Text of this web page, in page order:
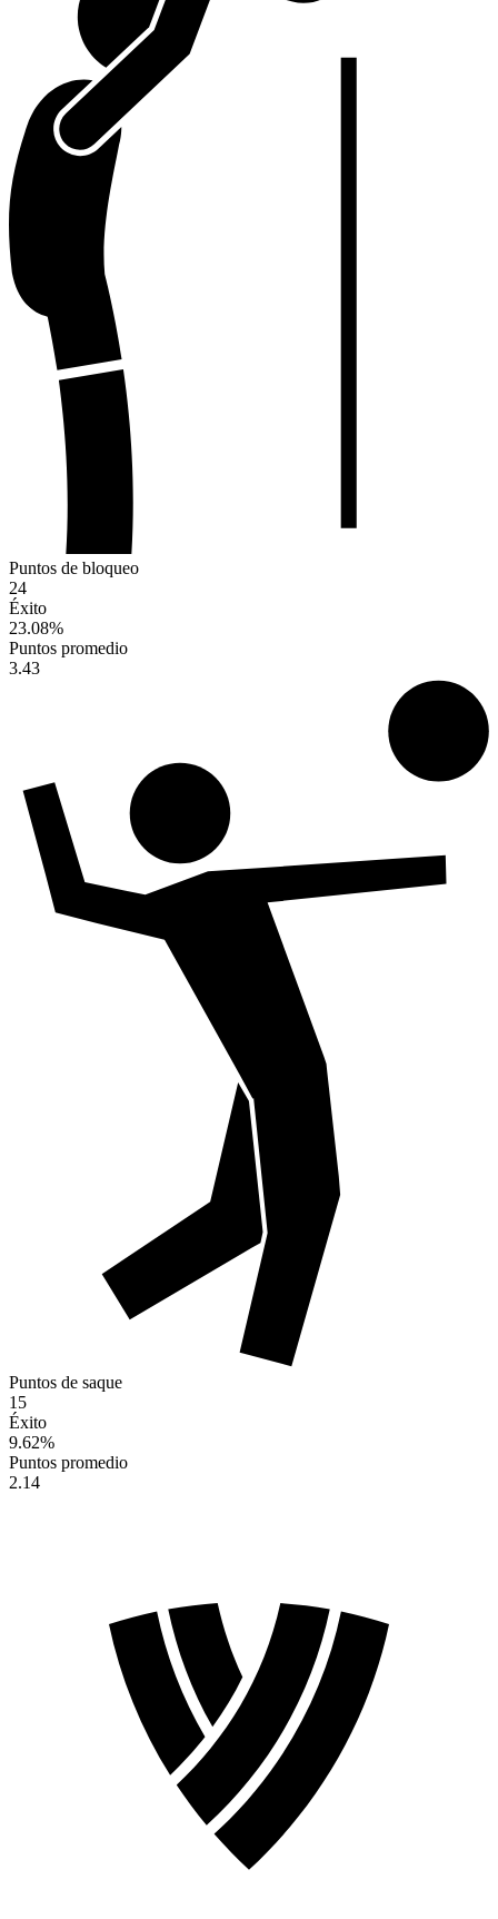
Puntos de bloqueo
24
Éxito
23.08%
Puntos promedio
3.43
Puntos de saque
15
Éxito
9.62%
Puntos promedio
2.14